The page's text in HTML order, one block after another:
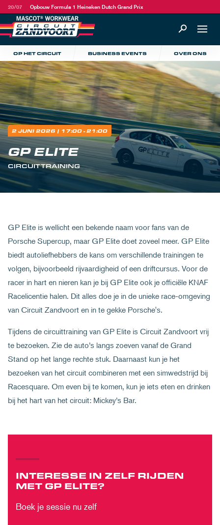
20/07 Opbouw Formula 1 Heineken Dutch Grand Prix
OP HET CIRCUIT BUSINESS EVENTS OVER ONS
2 JUNI 2026 | 17:00 - 21:00
GP ELITE
CIRCUITTRAINING
GP Elite is wellicht een bekende naam voor fans van de
Porsche Supercup, maar GP Elite doet zoveel meer. GP Elite
biedt autoliefhebbers de kans om verschillende trainingen te
volgen, bijvoorbeeld rijvaardigheid of een driftcursus. Voor de
racer in hart en nieren kan je bij GP Elite ook je officiële KNAF
Racelicentie halen. Dit alles doe je in de unieke race-omgeving
van Circuit Zandvoort en in te gekke Porsche's.
Tijdens de circuittraining van GP Elite is Circuit Zandvoort vrij
te bezoeken. Zie de auto’s langs zoeven vanaf de Grand
Stand op het lange rechte stuk. Daarnaast kun je het
bezoeken van het circuit combineren met een simwedstrijd bij
Racesquare. Om even bij te komen, kun je iets eten en drinken
bij het hart van het circuit: Mickey’s Bar.
INTERESSE IN ZELF RIJDEN
MET GP ELITE?
Boek je sessie nu zelf